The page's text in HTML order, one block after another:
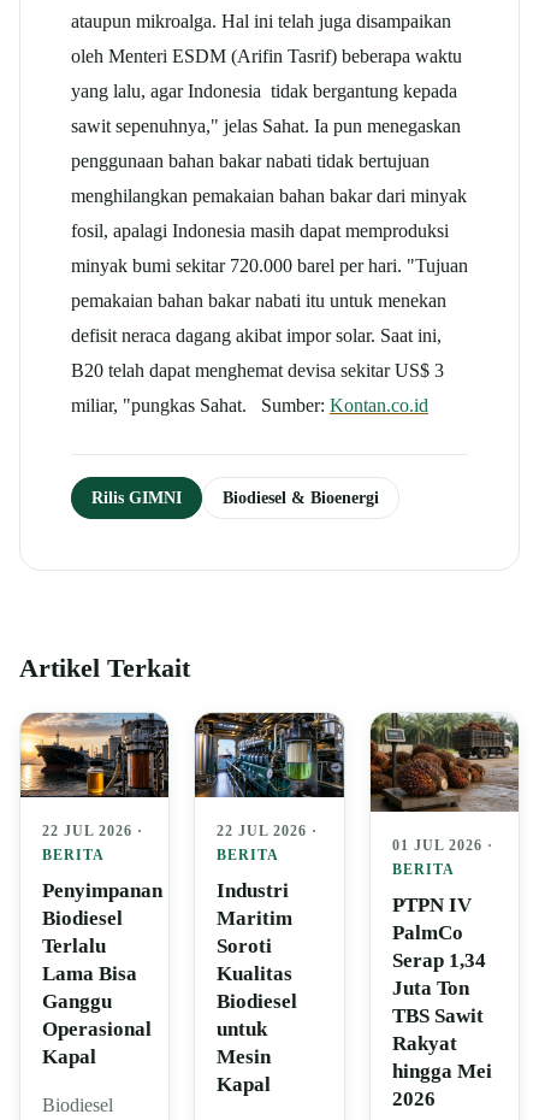
ataupun mikroalga. Hal ini telah juga disampaikan
oleh Menteri ESDM (Arifin Tasrif) beberapa waktu
yang lalu, agar Indonesia tidak bergantung kepada
sawit sepenuhnya," jelas Sahat. Ia pun menegaskan
penggunaan bahan bakar nabati tidak bertujuan
menghilangkan pemakaian bahan bakar dari minyak
fosil, apalagi Indonesia masih dapat memproduksi
minyak bumi sekitar 720.000 barel per hari. "Tujuan
pemakaian bahan bakar nabati itu untuk menekan
defisit neraca dagang akibat impor solar. Saat ini,
B20 telah dapat menghemat devisa sekitar US$ 3
miliar, "pungkas Sahat. Sumber: Kontan.co.id
Rilis GIMNI Biodiesel & Bioenergi
Artikel Terkait
22 JUL 2026 ·
BERITA
Penyimpanan
Biodiesel
Terlalu
Lama Bisa
Ganggu
Operasional
Kapal
Biodiesel
22 JUL 2026 ·
BERITA
Industri
Maritim
Soroti
Kualitas
Biodiesel
untuk
Mesin
Kapal
01 JUL 2026 ·
BERITA
PTPN IV
PalmCo
Serap 1,34
Juta Ton
TBS Sawit
Rakyat
hingga Mei
2026